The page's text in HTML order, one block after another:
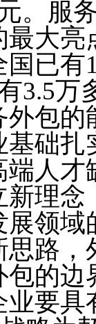
。服
最大
已有
3.5
外包
基础
端人才
念
展领
思路
的
业要